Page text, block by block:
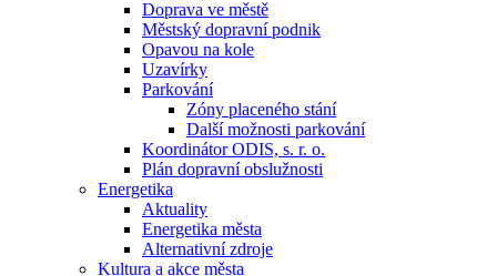
Doprava ve městě
Městský dopravní podnik
Opavou na kole
Uzavírky
Parkování
Zóny placeného stání
Další možnosti parkování
Koordinátor ODIS, s. r. o.
Plán dopravní obslužnosti
Energetika
Aktuality
Energetika města
Alternativní zdroje
Kultura a akce města